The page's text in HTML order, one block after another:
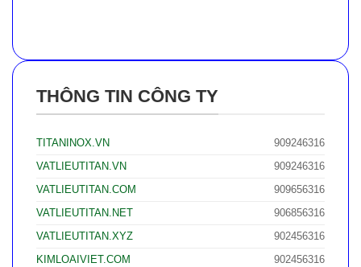
THÔNG TIN CÔNG TY
TITANINOX.VN
909246316
VATLIEUTITAN.VN
909246316
VATLIEUTITAN.COM
909656316
VATLIEUTITAN.NET
906856316
VATLIEUTITAN.XYZ
902456316
KIMLOAIVIET.COM
902456316